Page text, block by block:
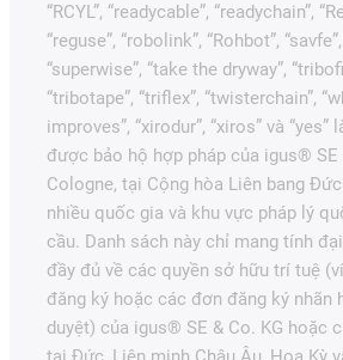
“RCYL”, “readycable”, “readychain”,
“reguse”, “robolink”, “Rohbot”,
“superwise”, “take the dryway”,
“tribotape”, “triflex”, “twisterchain”,
improves”, “xirodur”, “xiros” và
được bảo hộ hợp pháp của igus® SE
Cologne, tại Cộng hòa Liên bang
nhiều quốc gia và khu vực pháp lý
cầu. Danh sách này chỉ mang tính
đầy đủ về các quyền sở hữu trí tuệ
đăng ký hoặc các đơn đăng ký nhãn
duyệt) của igus® SE & Co. KG hoặc